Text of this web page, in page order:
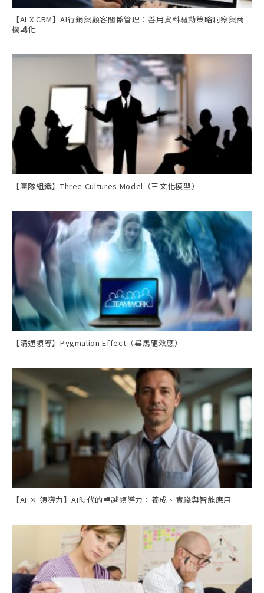
【AI X CRM】AI行銷與顧客關係管理：善用資料驅動策略洞察與商
機轉化
【團隊組織】Three Cultures Model（三文化模型）
【溝通領導】Pygmalion Effect（畢馬龍效應）
【AI × 領導力】AI時代的卓越領導力：養成、實踐與智能應用